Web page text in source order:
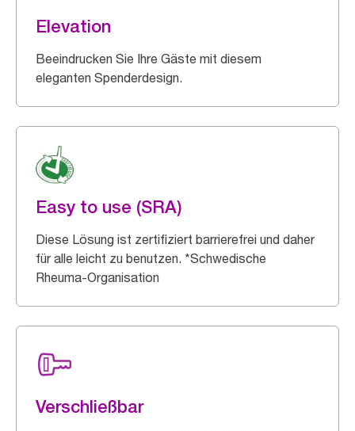
Elevation
Beeindrucken Sie Ihre Gäste mit diesem
eleganten Spenderdesign.
Easy to use (SRA)
Diese Lösung ist zertifiziert barrierefrei und daher
für alle leicht zu benutzen. *Schwedische
Rheuma-Organisation
Verschließbar